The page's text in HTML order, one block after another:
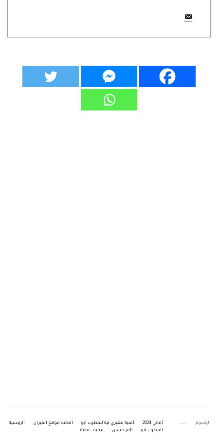
الوسوم أغاني 2024 أغنية بتغيري ليه للمطرب أبو التخت موقع الميزان
الرئيسية
المطرب أبو
تامر حسين محمد عطية